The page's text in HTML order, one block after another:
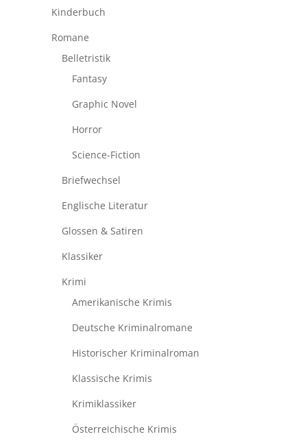
Kinderbuch
Romane
Belletristik
Fantasy
Graphic Novel
Horror
Science-Fiction
Briefwechsel
Englische Literatur
Glossen & Satiren
Klassiker
Krimi
Amerikanische Krimis
Deutsche Kriminalromane
Historischer Kriminalroman
Klassische Krimis
Krimiklassiker
Österreichische Krimis